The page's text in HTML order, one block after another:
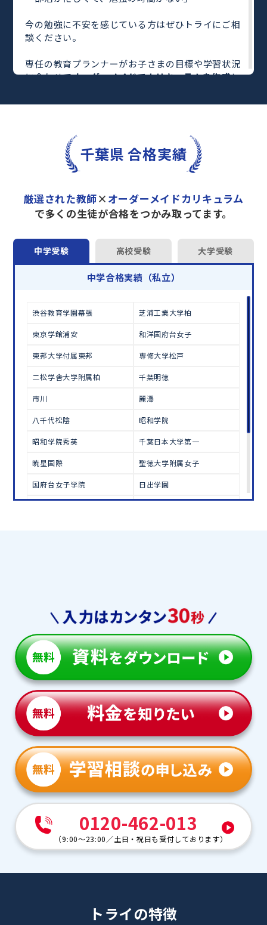
今の勉強に不安を感じている方はぜひトライにご相
談ください。
専任の教育プランナーがお子さまの目標や学習状況
に合わせてオーダーメイドでカリキュラムを作成し
完全マンツーマンで自分に合った教師がわかるまで
さらに、単元別の学習の理解度がわかる「AI学習診
や授業内容や授業以外の勉強をナビゲートする
「DAILY TRY」
など、豊富な学習コンテンツが
トライで一緒に“自己最高得点”を目指しません
か？
オンラインでの学習面談も承っております。
学習相談のお申し込みはこちら
千葉県 合格実績
厳選された教師× オーダーメイドカリキュラム
で多くの生徒が合格をつかみ取ってます。
中学受験 高校受験 大学受験
中学合格実績（私立）
渋谷教育学園幕張 芝浦工業大学柏
東京学館浦安 和洋国府台女子
東邦大学付属東邦 専修大学松戸
二松学舎大学附属柏 千葉明徳
市川 麗澤
八千代松陰 昭和学院
昭和学院秀英 千葉日本大学第一
暁星国際 聖徳大学附属女子
国府台女子学院 日出学園
0120-462-013
（9:00～23:00 ／土日・祝日も受付しております）
トライの特徴